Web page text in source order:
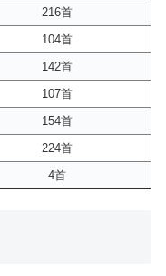
216首
104首
142首
107首
154首
224首
4首